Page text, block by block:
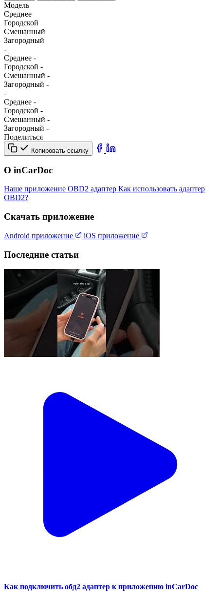
Модель
Среднее
Городской
Смешанный
Загородный
-
Среднее -
Городской -
Смешанный -
Загородный -
-
Среднее -
Городской -
Смешанный -
Загородный -
Поделиться
Копировать ссылку
О inCarDoc
Наше приложение OBD2 адаптер Как использовать адаптер
OBD2?
Скачать приложение
Android приложение iOS приложение
Последние статьи
Как подключить обд2 адаптер к приложению inCarDoc